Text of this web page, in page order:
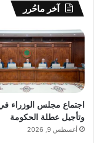
آخر ماحُرر
اجتماع مجلس الوزراء
وتأجيل عطلة الحكومة
أغسطس 9, 2026